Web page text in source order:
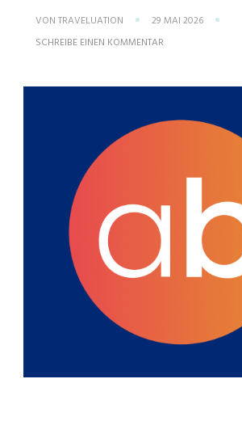
VON TRAVELUATION
29 MAI 2026
SCHREIBE EINEN KOMMENTAR
DEN
SIE
ERLEBEN
UNVERGESSLICHE
ABENTEUER